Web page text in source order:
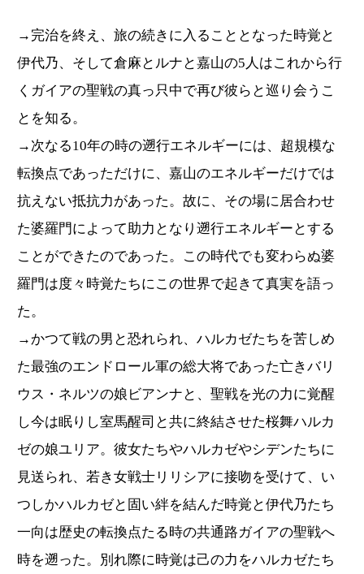
→完治を終え、旅の続きに入ることとなった時覚と
伊代乃、そして倉麻とルナと嘉山の5人はこれから行
くガイアの聖戦の真っ只中で再び彼らと巡り会うこ
とを知る。
→次なる10年の時の遡行エネルギーには、超規模な
転換点であっただけに、嘉山のエネルギーだけでは
抗えない抵抗力があった。故に、その場に居合わせ
た婆羅門によって助力となり遡行エネルギーとする
ことができたのであった。この時代でも変わらぬ婆
羅門は度々時覚たちにこの世界で起きて真実を語っ
た。
→かつて戦の男と恐れられ、ハルカゼたちを苦しめ
た最強のエンドロール軍の総大将であった亡きバリ
ウス・ネルツの娘ビアンナと、聖戦を光の力に覚醒
し今は眠りし室馬醒司と共に終結させた桜舞ハルカ
ゼの娘ユリア。彼女たちやハルカゼやシデンたちに
見送られ、若き女戦士リリシアに接吻を受けて、い
つしかハルカゼと固い絆を結んだ時覚と伊代乃たち
一向は歴史の転換点たる時の共通路ガイアの聖戦へ
時を遡った。別れ際に時覚は己の力をハルカゼたち